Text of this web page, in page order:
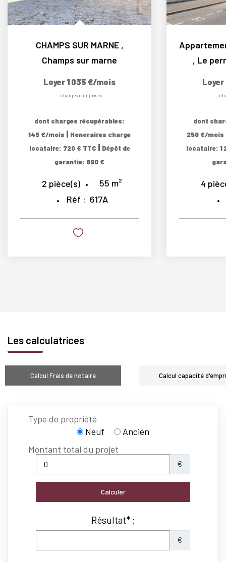
CHAMPS SUR MARNE ,
Champs sur marne
Loyer 1 035 €/mois
charges comprises
dont charges récupérables:
145 €/mois | Honoraires charge
locataire: 720 € TTC | Dépôt de
garantie: 890 €
2 pièce(s) 55 m²
Réf : 617A
, Le
Loyer
dont
250 €/mois
locataire: 1
4
Les calculatrices
Calcul Frais de notaire Calcul capacité